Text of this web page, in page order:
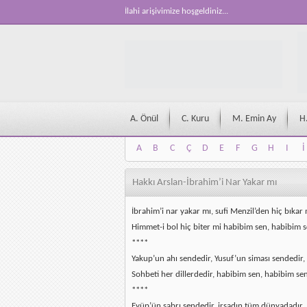
İlahi arişivimize hoşgeldiniz...
A. Önül C. Kuru M. Emin Ay
A B C Ç D E F G H I İ
A
B C Ç D E F G H I İ
Hakkı Arslan-İbrahim’i Nar Yakar mı
İbrahim’i nar yakar mı, sufi Menzil’den hiç bıkar
Himmet-i bol hiç biter mi habibim sen, habibim
****
Yakup’un ahı sendedir, Yusuf’un siması sendedir,
Sohbeti her dillerdedir, habibim sen, habibim
****